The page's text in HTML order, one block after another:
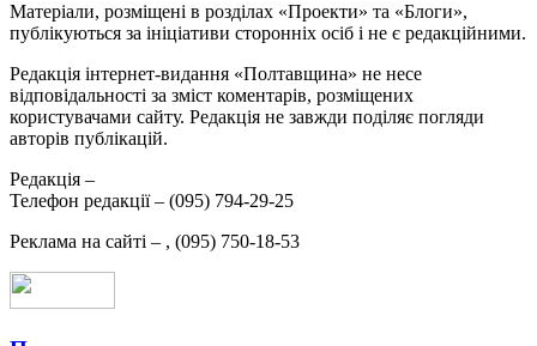
Матеріали, розміщені в розділах «Проекти» та «Блоги»,
публікуються за ініціативи сторонніх осіб і не є редакційними.
Редакція інтернет-видання «Полтавщина» не несе
відповідальності за зміст коментарів, розміщених
користувачами сайту. Редакція не завжди поділяє погляди
авторів публікацій.
Редакція –
Телефон редакції – (095) 794-29-25
Реклама на сайті – , (095) 750-18-53